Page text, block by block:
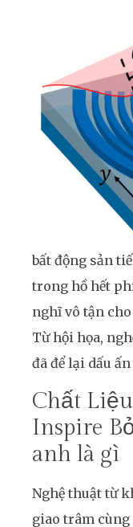
bất động sản
trong hồ hết
nghĩ vô tận
Từ hội họa,
đã để lại dấu ấn
Chất
Inspire
anh là gì
Nghệ thuật từ
giao trâm cùng